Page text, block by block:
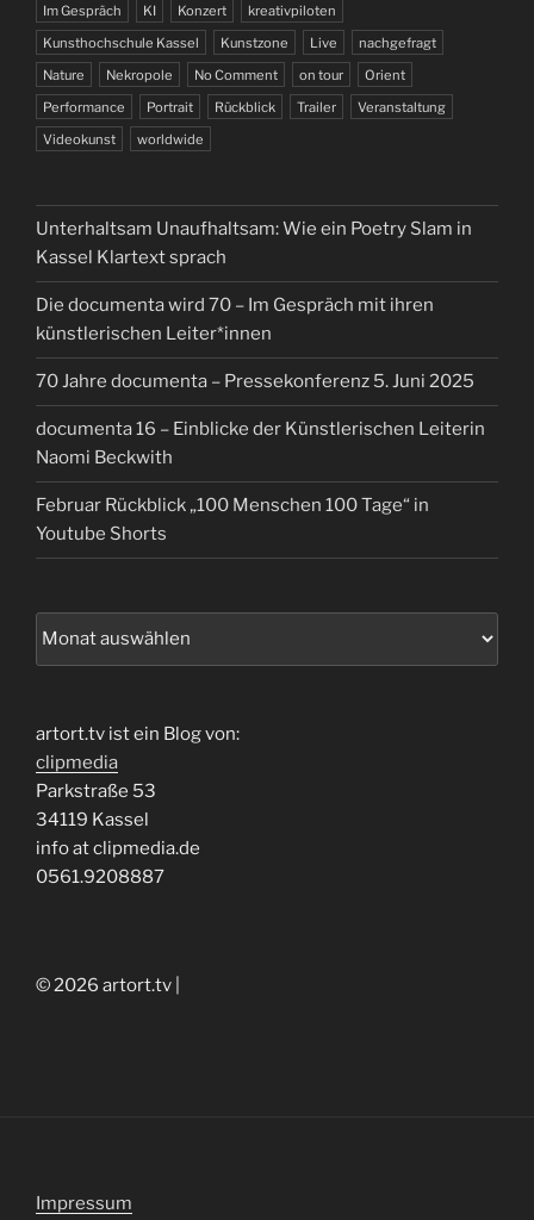
Im Gespräch
KI Konzert
kreativpiloten
Kunsthochschule Kassel
Kunstzone Live
nachgefragt
Nature
Nekropole No Comment on tour
Orient
Performance
Portrait Rückblick Trailer
Veranstaltung
Videokunst
worldwide
Unterhaltsam Unaufhaltsam: Wie ein Poetry Slam in
Kassel Klartext sprach
Die documenta wird 70 – Im Gespräch mit ihren
künstlerischen Leiter*innen
70 Jahre documenta – Pressekonferenz 5. Juni 2025
documenta 16 – Einblicke der Künstlerischen Leiterin
Naomi Beckwith
Februar Rückblick „100 Menschen 100 Tage“ in
Youtube Shorts
artort.tv ist ein Blog von:
clipmedia
Parkstraße 53
34119 Kassel
info at clipmedia.de
0561.9208887
© 2026 artort.tv |
Impressum